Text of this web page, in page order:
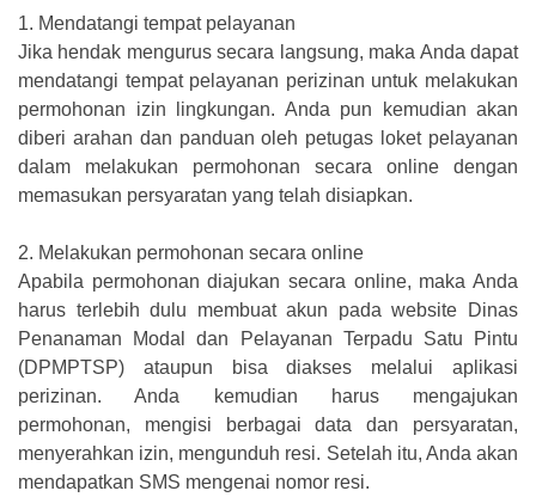
1. Mendatangi tempat pelayanan
Jika hendak mengurus secara langsung, maka Anda dapat
mendatangi tempat pelayanan perizinan untuk melakukan
permohonan izin lingkungan. Anda pun kemudian akan
diberi arahan dan panduan oleh petugas loket pelayanan
dalam melakukan permohonan secara online dengan
memasukan persyaratan yang telah disiapkan.
2. Melakukan permohonan secara online
Apabila permohonan diajukan secara online, maka Anda
harus terlebih dulu membuat akun pada website Dinas
Penanaman Modal dan Pelayanan Terpadu Satu Pintu
(DPMPTSP) ataupun bisa diakses melalui aplikasi
perizinan. Anda kemudian harus mengajukan
permohonan, mengisi berbagai data dan persyaratan,
menyerahkan izin, mengunduh resi. Setelah itu, Anda akan
mendapatkan SMS mengenai nomor resi.